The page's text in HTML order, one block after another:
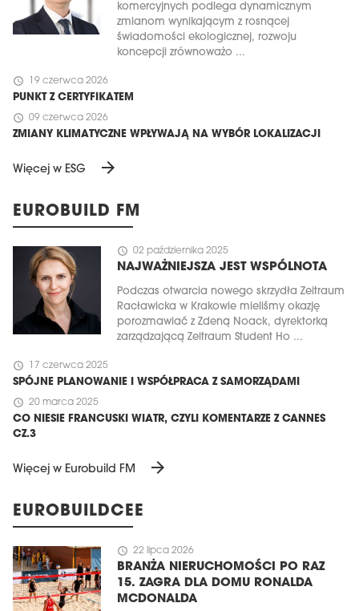
komercyjnych podlega dynamicznym
zmianom wynikającym z rosnącej
świadomości ekologicznej, rozwoju
koncepcji zrównoważo ...
schedule 19 czerwca 2026
PUNKT Z CERTYFIKATEM
schedule 09 czerwca 2026
ZMIANY KLIMATYCZNE WPŁYWAJĄ NA WYBÓR LOKALIZACJI
Więcej w ESG arrow_forward
EUROBUILD FM
schedule 02 października 2025
NAJWAŻNIEJSZA JEST WSPÓLNOTA
Podczas otwarcia nowego skrzydła Zeitraum
Racławicka w Krakowie mieliśmy okazję
porozmawiać z Zdeną Noack, dyrektorką
zarządzającą Zeitraum Student Ho ...
schedule 17 czerwca 2025
SPÓJNE PLANOWANIE I WSPÓŁPRACA Z SAMORZĄDAMI
schedule 20 marca 2025
CO NIESIE FRANCUSKI WIATR, CZYLI KOMENTARZE Z CANNES
CZ.3
Więcej w Eurobuild FM arrow_forward
EUROBUILDCEE
schedule 22 lipca 2026
BRANŻA NIERUCHOMOŚCI PO RAZ
15. ZAGRA DLA DOMU RONALDA
MCDONALDA